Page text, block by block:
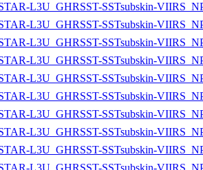
L3U_GHRSST-SSTsubskin-
L3U_GHRSST-SSTsubskin-
L3U_GHRSST-SSTsubskin-
L3U_GHRSST-SSTsubskin-
L3U_GHRSST-SSTsubskin-
L3U_GHRSST-SSTsubskin-
L3U_GHRSST-SSTsubskin-
L3U_GHRSST-SSTsubskin-
L3U_GHRSST-SSTsubskin-